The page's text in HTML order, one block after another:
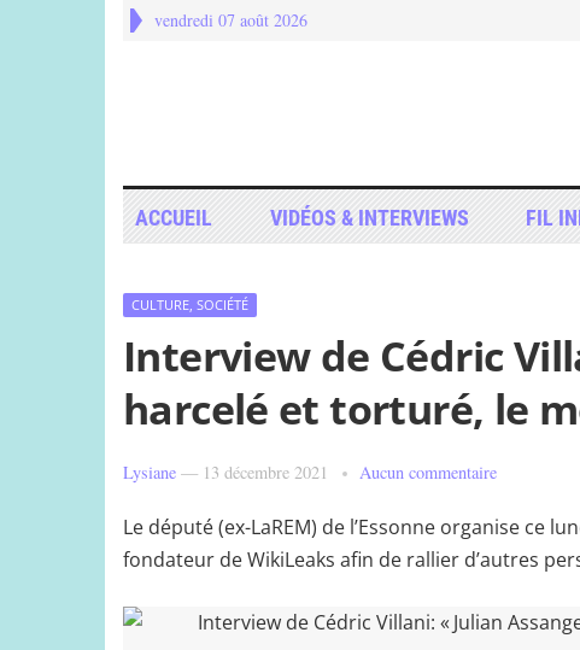
vendredi 07 août 2026
ACCUEIL VIDÉOS & INTERVIEWS FIL
CULTURE, SOCIÉTÉ
Interview de Cédric
harcelé et torturé, le
Lysiane — 13 décembre 2021 Aucun commentaire
Le député (ex-LaREM) de l’Essonne organise ce
fondateur de WikiLeaks afin de rallier d’autres